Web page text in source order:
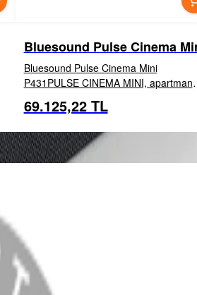
Bluesound Pulse Cinema
Bluesound Pulse Cinema Mini
P431PULSE CINEMA MINI, apartman
daireleri, yatak odaları, çalışma odaları
veya alanın sınırlı olduğu her ortam için
bir soundbar'dır...
69.125,22 TL
İNCELE